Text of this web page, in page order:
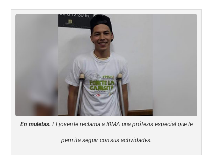
En muletas. El joven le reclama a IOMA una prótesis especial que le
permita seguir con sus actividades.